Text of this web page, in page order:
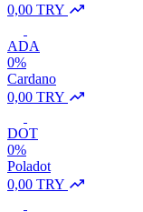
0,00 TRY
ADA
0%
Cardano
0,00 TRY
DOT
0%
Poladot
0,00 TRY